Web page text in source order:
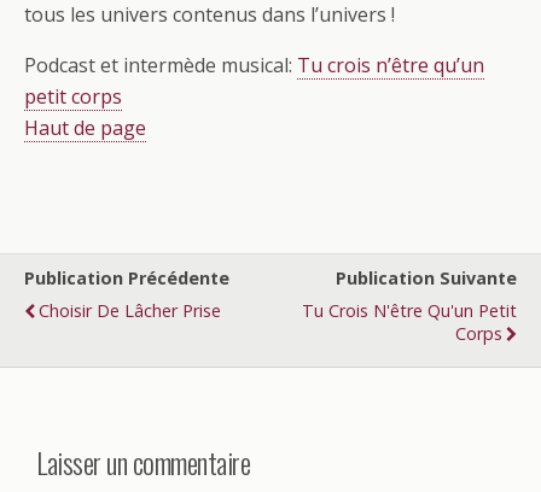
tous les univers contenus dans l’univers !
Podcast et intermède musical: Tu crois n’être qu’un
petit corps
Haut de page
Publication Précédente
Choisir De Lâcher Prise
Publication Suivante
Tu Crois N'être Qu'un Petit
Corps
Laisser un commentaire